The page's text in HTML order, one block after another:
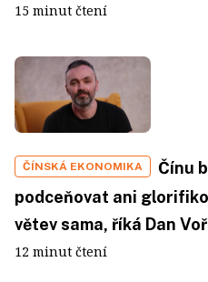
15 minut čtení
ČÍNSKÁ EKONOMIKA
Čínu
podceňovat ani
větev sama, říká Dan
12 minut čtení